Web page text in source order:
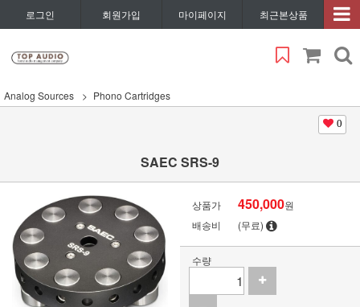
로그인 회원가입 마이페이지 최근본상품
Analog Sources Phono Cartridges
0
SAEC SRS-9
상품가 450,000원
배송비
(무료)
수량